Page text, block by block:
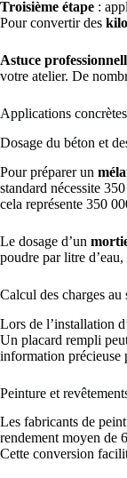
Troisième étape :
Pour convertir des
Astuce
votre atelier. De
Applications
Dosage du béton et
Pour préparer un
standard nécessite
cela représente 350
Le dosage d’un
poudre par litre
Calcul des charges au
Lors de l’installation
Un placard rempli
information précieuse
Peinture et
Les fabricants de
rendement moyen de
Cette conversion